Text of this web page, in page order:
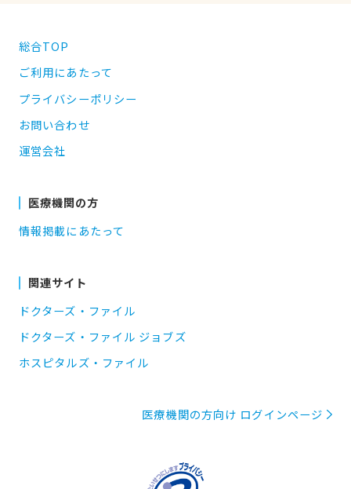
総合TOP
ご利用にあたって
プライバシーポリシー
お問い合わせ
運営会社
医療機関の方
情報掲載にあたって
関連サイト
ドクターズ・ファイル
ドクターズ・ファイル ジョブズ
ホスピタルズ・ファイル
医療機関の方向け ログインページ